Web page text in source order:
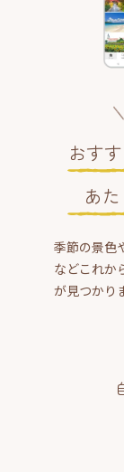
おす
あ
季節の景色
などこれか
が見つかり